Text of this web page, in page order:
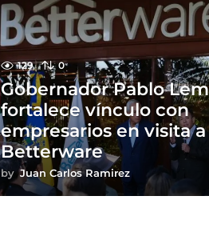
129 0
Gobernador Pablo
fortalece vínculo con
empresarios en visita a
Betterware
by Juan Carlos Ramirez